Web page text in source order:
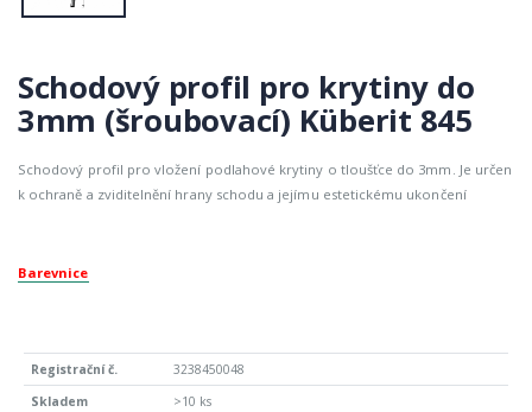
Schodový profil pro krytiny do
3mm (šroubovací) Küberit 845
Schodový profil pro vložení podlahové krytiny o tloušťce do 3mm. Je určen
k ochraně a zviditelnění hrany schodu a jejímu estetickému ukončení
Barevnice
3238450048
>10 ks